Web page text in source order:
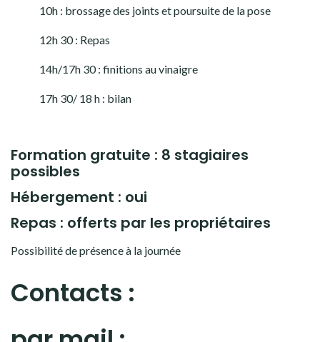
10h : brossage des joints et poursuite de la pose
12h 30 : Repas
14h/17h 30 : finitions au vinaigre
17h 30/ 18 h : bilan
Formation gratuite : 8 stagiaires
possibles
Hébergement : oui
Repas : offerts par les propriétaires
Possibilité de présence à la journée
Contacts :